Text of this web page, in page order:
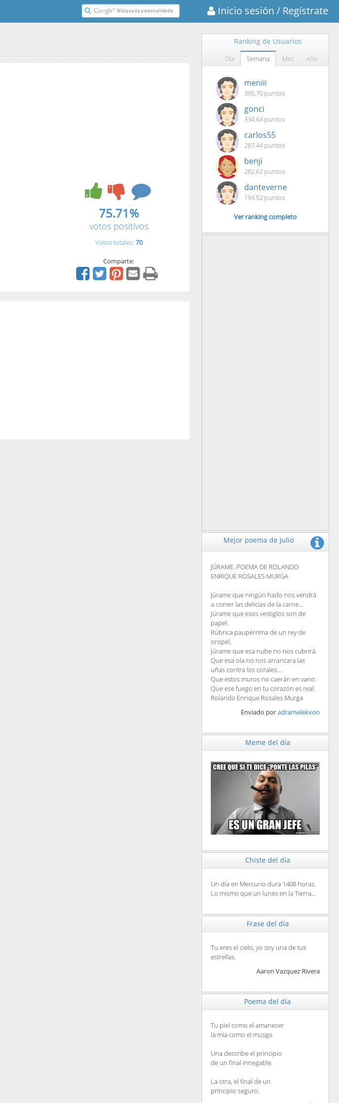
Inicio sesión / Regístrate
75.71%
votos positivos
Votos totales: 70
Comparte:
Ranking de Usuarios
Día Semana Mes Año
meniii
395.70 puntos
gonci
334.64 puntos
carlos55
287.44 puntos
benji
282.62 puntos
danteverne
194.52 puntos
Ver ranking completo
Mejor poema de Julio
JÚRAME. POEMA DE ROLANDO
ENRIQUE ROSALES MURGA
Júrame que ningún hado nos vendrá
a comer las delicias de la carne...
Júrame que esos vestiglos son de
papel.
Rúbrica paupérrima de un rey de
oropel.
Júrame que esa nube no nos cubrirá.
Que esa ola no nos arrancara las
uñas contra los corales...
Que estos muros no caerán en vano.
Que ese fuego en tu corazón es real.
Rolando Enrique Rosales Murga
Enviado poradramelekvon
Meme del día
Chiste del día
Un día en Mercurio dura 1408 horas.
Lo mismo que un lunes en la Tierra...
Frase del día
Tu eres el cielo, yo soy una de tus
estrellas.
Aaron Vazquez Rivera
Poema del día
Tu piel como el amanecer
la mía como el musgo
Una describe el principio
de un final innegable.
La otra, el final de un
principio seguro.